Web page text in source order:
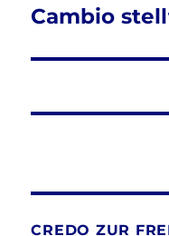
Cambio
CREDO ZUR